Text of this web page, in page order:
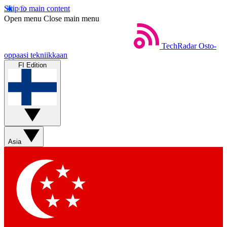
Skip to main content
Open menu Close main menu
TechRadar Osto-
oppaasi tekniikkaan
FI Edition
Asia